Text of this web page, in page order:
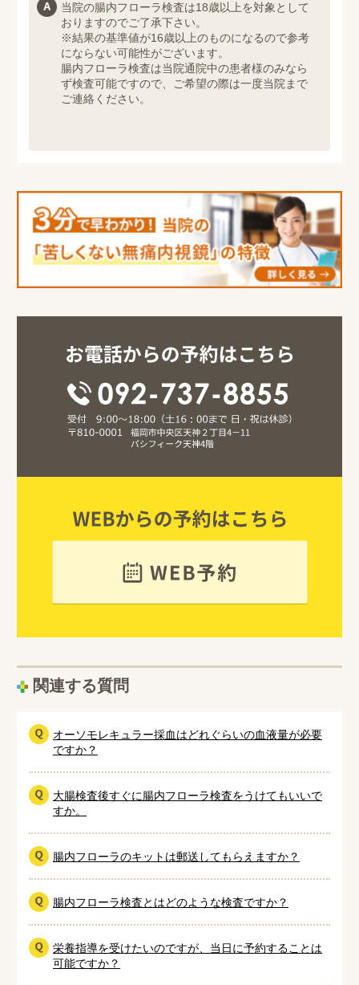
当院の腸内フローラ検査は18歳以上を対象として
おりますのでご了承下さい。
※結果の基準値が16歳以上のものになるので参考
にならない可能性がございます。
腸内フローラ検査は当院通院中の患者様のみなら
ず検査可能ですので、ご希望の際は一度当院まで
ご連絡ください。
関連する質問
オーソモレキュラー採血はどれぐらいの血液量が必要
ですか？
大腸検査後すぐに腸内フローラ検査をうけてもいいで
すか。
腸内フローラのキットは郵送してもらえますか？
腸内フローラ検査とはどのような検査ですか？
栄養指導を受けたいのですが、当日に予約することは
可能ですか？